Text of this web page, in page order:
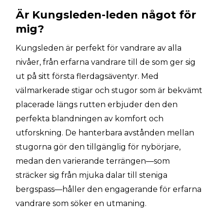
Är Kungsleden-leden något för
mig?
Kungsleden är perfekt för vandrare av alla
nivåer, från erfarna vandrare till de som ger sig
ut på sitt första flerdagsäventyr. Med
välmarkerade stigar och stugor som är bekvämt
placerade längs rutten erbjuder den den
perfekta blandningen av komfort och
utforskning. De hanterbara avstånden mellan
stugorna gör den tillgänglig för nybörjare,
medan den varierande terrängen—som
sträcker sig från mjuka dalar till steniga
bergspass—håller den engagerande för erfarna
vandrare som söker en utmaning.